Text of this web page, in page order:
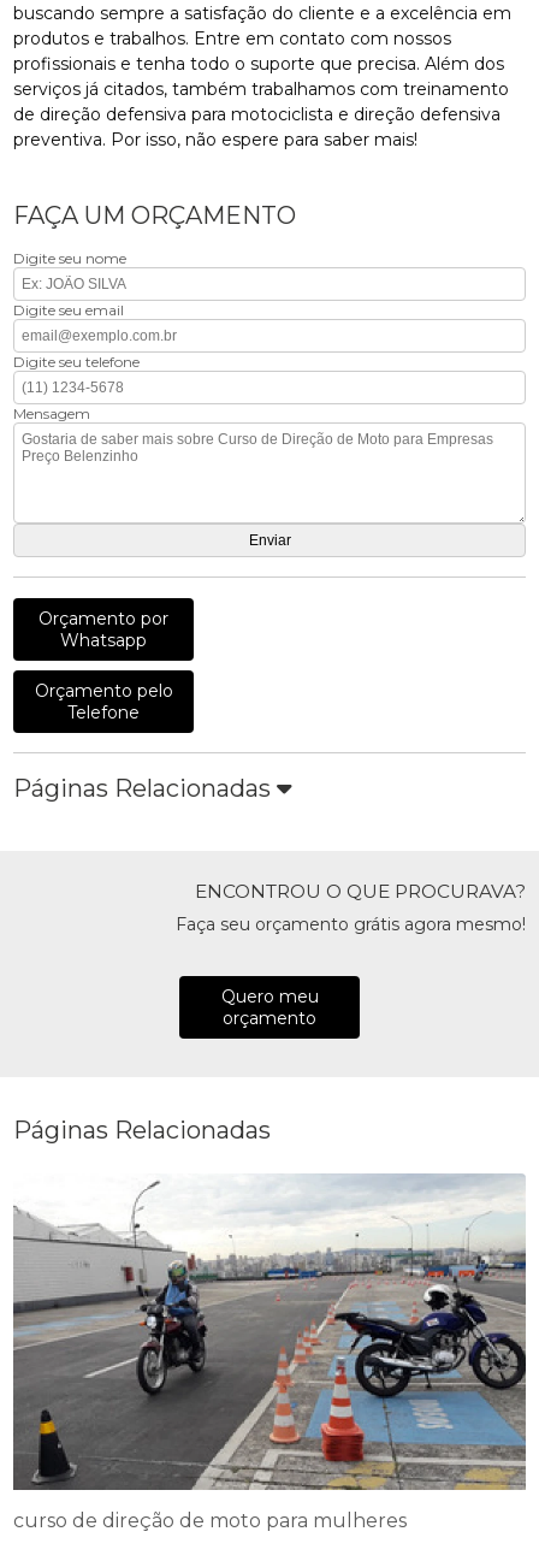
buscando sempre a satisfação do cliente e a excelência em
produtos e trabalhos. Entre em contato com nossos
profissionais e tenha todo o suporte que precisa. Além dos
serviços já citados, também trabalhamos com treinamento
de direção defensiva para motociclista e direção defensiva
preventiva. Por isso, não espere para saber mais!
FAÇA UM ORÇAMENTO
Digite seu nome
Digite seu email
Digite seu telefone
Mensagem
Orçamento por
Whatsapp
Orçamento pelo
Telefone
Páginas Relacionadas
ENCONTROU O QUE PROCURAVA?
Faça seu orçamento grátis agora mesmo!
Quero meu
orçamento
Páginas Relacionadas
curso de direção de moto para mulheres